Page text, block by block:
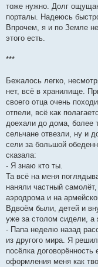
тоже нужно. Долг
порталы. Надеюсь
Впрочем, я и по Земле
этого есть.
***
Бежалось легко,
нет, всё в хранилище.
своего отца очень
отпели, всё как
доехали до дома, более
сельчане отвезли, ну и
сели за большой
сказала:
- Я знаю кто ты.
Та всё на меня
наняли частный
аэродрома и на
Вдвоём были, детей и
уже за столом сидели, а
- Папа неделю назад
из другого мира. Я
посёлка
оформления меня как